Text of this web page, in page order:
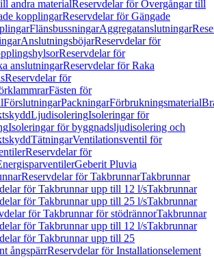
andra materialReservdelar för Övergångar till
kopplingarReservdelar för Gängade
FlänsbussningarAggregatanslutningar
AnslutningsböjarReservdelar för
Reservdelar för
anslutningarReservdelar för Raka
Reservdelar för
Fästen för
FörslutningarPackningarFörbrukningsmaterial
LjudisoleringIsoleringar för
Isoleringar för byggnadsljudisolering och
TätningarVentilationsventil för
Reservdelar för
Geberit Pluvia
Reservdelar för TakbrunnarTakbrunnar
för Takbrunnar upp till 12 l/sTakbrunnar
för Takbrunnar upp till 25 l/sTakbrunnar
för Takbrunnar för stödrännorTakbrunnar
för Takbrunnar upp till 12 l/sTakbrunnar
för Takbrunnar upp till 25
ångspärrReservdelar för Installationselement